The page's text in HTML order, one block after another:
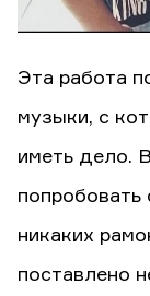
Эта работа
музыки, с
иметь дело.
попробовать
никаких
поставлено